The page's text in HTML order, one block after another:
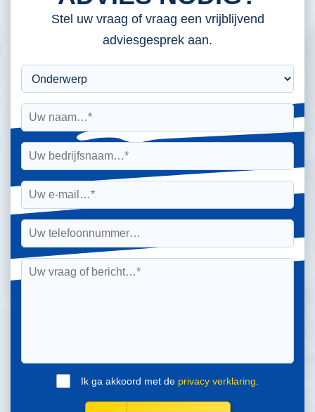
Stel uw vraag of vraag een vrijblijvend
adviesgesprek aan.
Ik ga akkoord met de privacy verklaring